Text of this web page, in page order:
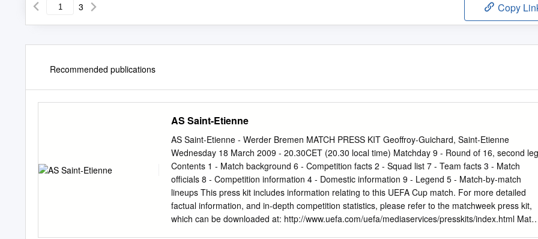
3 Copy
Recommended publications
AS Saint-Etienne
AS Saint-Etienne - Werder Bremen MATCH PRESS KIT Geoffroy-Guichard, Saint-Etienne
Wednesday 18 March 2009 - 20.30CET (20.30 local time) Matchday 9 - Round of 16, second leg
Contents 1 - Match background 6 - Competition facts 2 - Squad list 7 - Team facts 3 - Match
officials 8 - Competition information 4 - Domestic information 9 - Legend 5 - Match-by-match
lineups This press kit includes information relating to this UEFA Cup match. For more detailed
factual information, and in-depth competition statistics, please refer to the matchweek press kit,
which can be downloaded at: http://www.uefa.com/uefa/mediaservices/presskits/index.html